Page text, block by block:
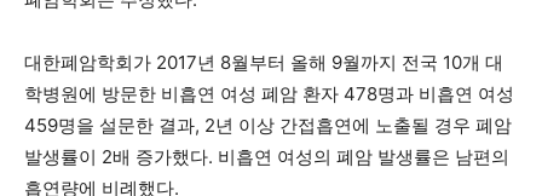
대한폐암학회가 2017년 8월부터 올해 9월까지 전국 10개 대
학병원에 방문한 비흡연 여성 폐암 환자 478명과 비흡연 여성
459명을 설문한 결과, 2년 이상 간접흡연에 노출될 경우 폐암
발생률이 2배 증가했다. 비흡연 여성의 폐암 발생률은 남편의
흡연량에 비례했다.